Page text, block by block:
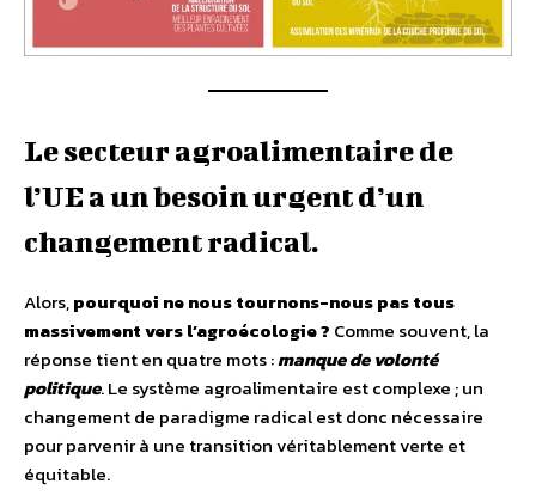
Le secteur agroalimentaire de
l’UE a un besoin urgent d’un
changement radical.
Alors,pourquoi ne nous tournons-nous pas tous
massivement vers l’agroécologie ? Comme souvent, la
réponse tient en quatre mots :manque de volonté
politique. Le système agroalimentaire est complexe ; un
changement de paradigme radical est donc nécessaire
pour parvenir à une transition véritablement verte et
équitable.